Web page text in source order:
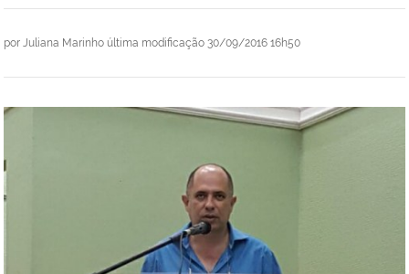
por Juliana Marinho última modificação 30/09/2016 16h50